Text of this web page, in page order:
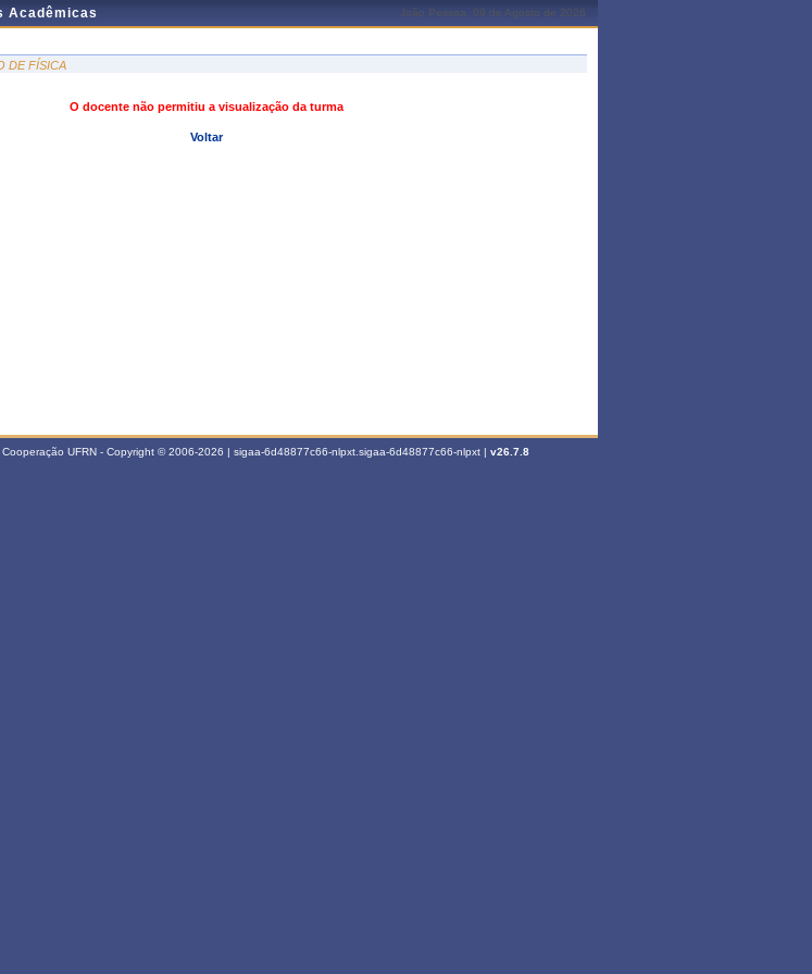
Acadêmicas João Pessoa, 09 de Agosto de 2026
DE FÍSICA
O docente não permitiu a visualização da turma
Voltar
UFRN - Copyright © 2006-2026 | sigaa-6d48877c66-nlpxt.sigaa-6d48877c66-nlpxt | v26.7.8